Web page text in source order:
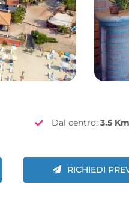
Dal centro:3.5 Km
RICHIEDI